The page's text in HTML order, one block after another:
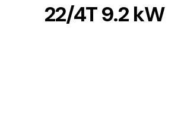
22/4T 9.2 kW